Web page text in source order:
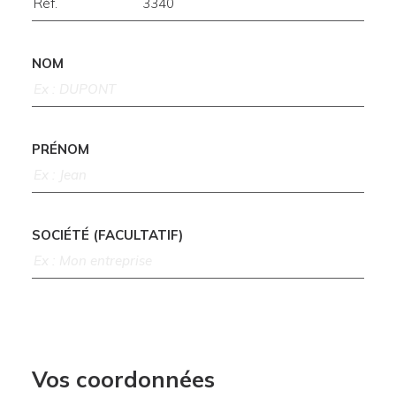
NOM
PRÉNOM
SOCIÉTÉ (FACULTATIF)
Vos coordonnées